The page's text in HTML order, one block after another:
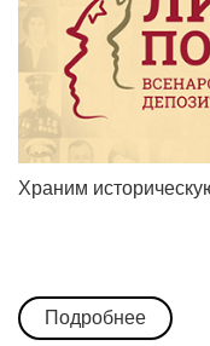
Храним
Подробнее